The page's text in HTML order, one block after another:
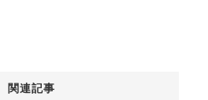
関連記事